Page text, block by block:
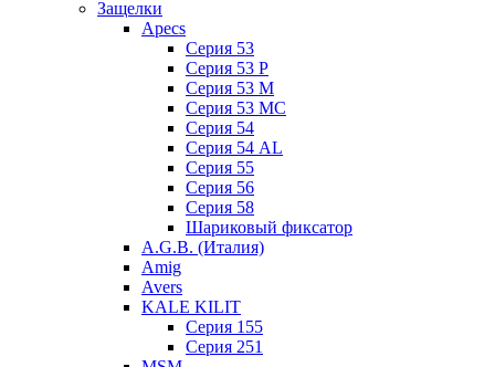
Защелки
Apecs
Серия 53
Серия 53 P
Серия 53 М
Серия 53 МC
Серия 54
Серия 54 AL
Серия 55
Серия 56
Серия 58
Шариковый фиксатор
A.G.B. (Италия)
Amig
Avers
KALE KILIT
Серия 155
Серия 251